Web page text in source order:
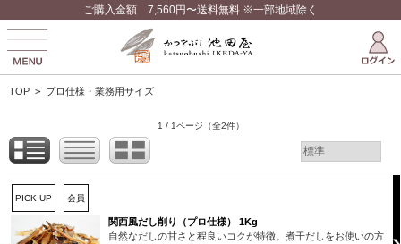
ご購入金額 7,560円〜送料無料 ※一部地域除く
TOP > プロ仕様・業務用サイズ
1 / 1ページ （全2件）
PICK UP 会員
関西風だし削り（プロ仕様） 1Kg
自然なだしの甘さと程良いコクが特徴。煮干だしをお使いの方